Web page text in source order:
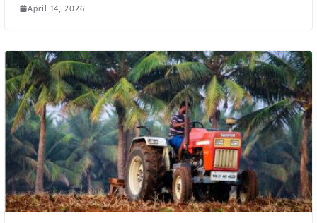
April 14, 2026